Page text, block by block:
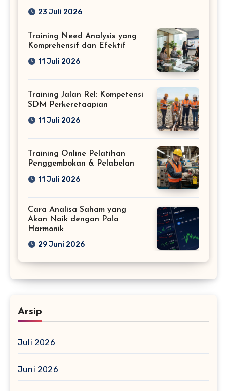
Profesional
23 Juli 2026
Training Need Analysis yang
Komprehensif dan Efektif
11 Juli 2026
Training Jalan Rel: Kompetensi
SDM Perkeretaapian
11 Juli 2026
Training Online Pelatihan
Penggembokan & Pelabelan
11 Juli 2026
Cara Analisa Saham yang
Akan Naik dengan Pola
Harmonik
29 Juni 2026
Arsip
Juli 2026
Juni 2026